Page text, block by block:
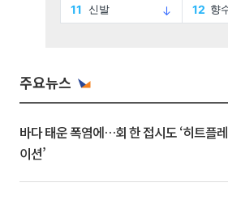
주요뉴스
바다 태운 폭염에…회 한 접시도 ‘히트플레
이션’